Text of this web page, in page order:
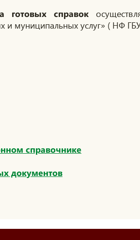
готовых справок
и муниципальных услуг» ( НФ
справочнике
документов